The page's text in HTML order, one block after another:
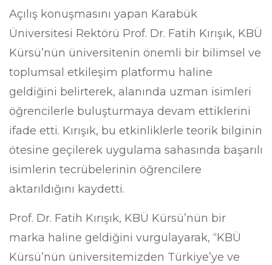
Açılış konuşmasını yapan Karabük
Üniversitesi Rektörü Prof. Dr. Fatih Kırışık, KBÜ
Kürsü’nün üniversitenin önemli bir bilimsel ve
toplumsal etkileşim platformu haline
geldiğini belirterek, alanında uzman isimleri
öğrencilerle buluşturmaya devam ettiklerini
ifade etti. Kırışık, bu etkinliklerle teorik bilginin
ötesine geçilerek uygulama sahasında başarılı
isimlerin tecrübelerinin öğrencilere
aktarıldığını kaydetti.
Prof. Dr. Fatih Kırışık, KBÜ Kürsü’nün bir
marka haline geldiğini vurgulayarak, “KBÜ
Kürsü’nün üniversitemizden Türkiye’ye ve